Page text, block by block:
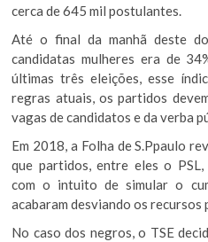
cerca de 645 mil postulantes.
Até o final da manhã deste
candidatas mulheres era de
últimas três eleições, esse
regras atuais, os partidos
vagas de candidatos e da verba
Em 2018, a Folha de S.Ppaulo
que partidos, entre eles o PSL,
com o intuito de simular o
acabaram desviando os recursos
No caso dos negros, o TSE